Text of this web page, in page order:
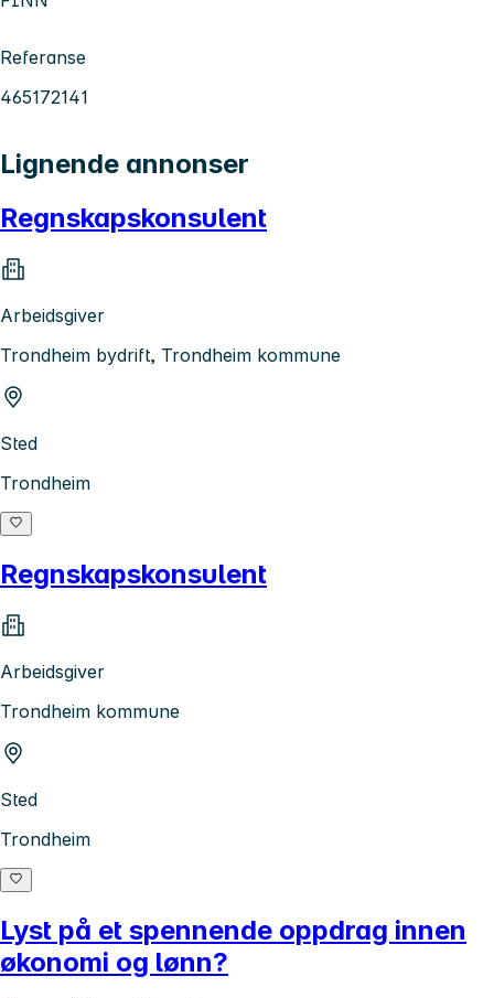
Referanse
465172141
Lignende annonser
Regnskapskonsulent
Arbeidsgiver
Trondheim bydrift, Trondheim kommune
Sted
Trondheim
Regnskapskonsulent
Arbeidsgiver
Trondheim kommune
Sted
Trondheim
Lyst på et spennende oppdrag innen
økonomi og lønn?